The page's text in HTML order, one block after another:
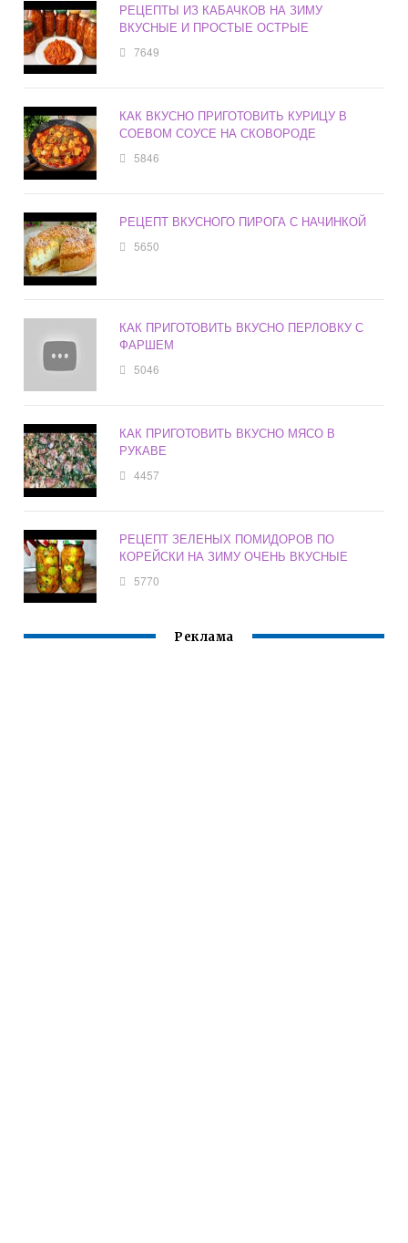
РЕЦЕПТЫ ИЗ КАБАЧКОВ НА ЗИМУ
ВКУСНЫЕ И ПРОСТЫЕ ОСТРЫЕ
7649
КАК ВКУСНО ПРИГОТОВИТЬ КУРИЦУ В
СОЕВОМ СОУСЕ НА СКОВОРОДЕ
5846
РЕЦЕПТ ВКУСНОГО ПИРОГА С НАЧИНКОЙ
5650
КАК ПРИГОТОВИТЬ ВКУСНО ПЕРЛОВКУ С
ФАРШЕМ
5046
КАК ПРИГОТОВИТЬ ВКУСНО МЯСО В
РУКАВЕ
4457
РЕЦЕПТ ЗЕЛЕНЫХ ПОМИДОРОВ ПО
КОРЕЙСКИ НА ЗИМУ ОЧЕНЬ ВКУСНЫЕ
5770
Реклама